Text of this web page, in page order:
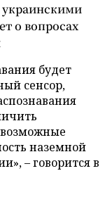
о вопросах
будет
сенсор,
наземной
– говорится в